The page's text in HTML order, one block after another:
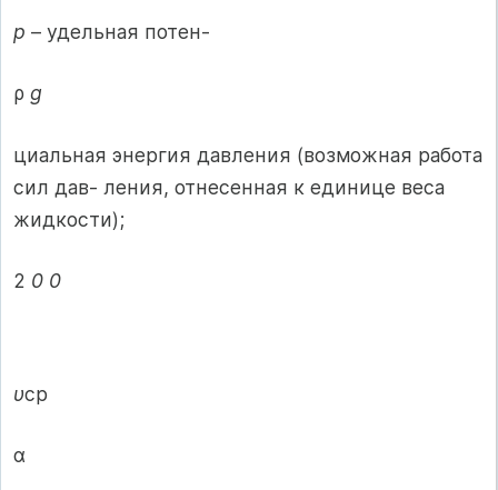
p – удельная потен-
ρ g
циальная энергия давления (возможная работа
сил дав- ления, отнесенная к единице веса
жидкости);
2 0 0
υср
α